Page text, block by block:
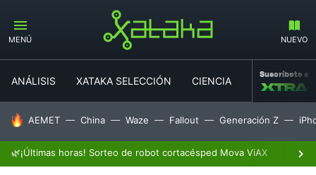
MENÚ NUEVO
ANÁLISIS XATAKA SELECCIÓN CIENCIA MOVILIDAD
Suscríbete a
HOY SE HABLA DE
AEMET China Waze Fallout Generación Z
🌿¡Últimas horas! Sorteo de robot cortacésped Mova ViAX